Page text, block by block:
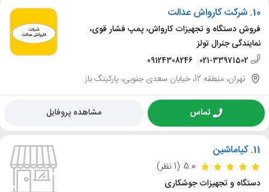
10. شرکت کارواش عدالت
فروش دستگاه و تجهیزات کارواش، پمپ فشار قوی،
نمایندگی جنرال تولز
021-33971502
09124308246
تهران، منطقه 12، خیابان سعدی جنوبی، پارکینگ باز
تماس مشاهده پروفایل
11. کیاماشین
5.0 (1 نظر)
دستگاه و تجهیزات جوشکاری